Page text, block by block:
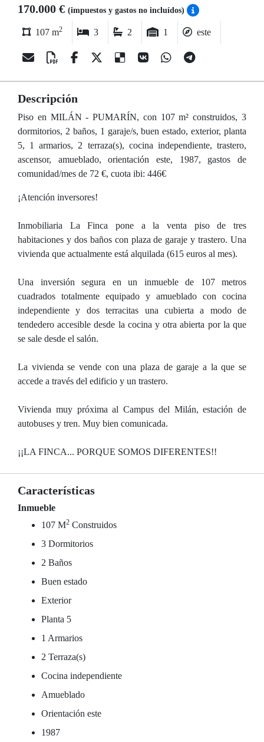
170.000 € (impuestos y gastos no incluídos)
107 m2 3 2 1 este
Descripción
Piso en MILÁN - PUMARÍN, con 107 m² construidos, 3
dormitorios, 2 baños, 1 garaje/s, buen estado, exterior, planta
5, 1 armarios, 2 terraza(s), cocina independiente, trastero,
ascensor, amueblado, orientación este, 1987, gastos de
comunidad/mes de 72 €, cuota ibi: 446€
¡Atención inversores!
Inmobiliaria La Finca pone a la venta piso de tres
habitaciones y dos baños con plaza de garaje y trastero. Una
vivienda que actualmente está alquilada (615 euros al mes).
Una inversión segura en un inmueble de 107 metros
cuadrados totalmente equipado y amueblado con cocina
independiente y dos terracitas una cubierta a modo de
tendedero accesible desde la cocina y otra abierta por la que
se sale desde el salón.
La vivienda se vende con una plaza de garaje a la que se
accede a través del edificio y un trastero.
Vivienda muy próxima al Campus del Milán, estación de
autobuses y tren. Muy bien comunicada.
¡¡LA FINCA... PORQUE SOMOS DIFERENTES!!
Características
Inmueble
107 M2 Construidos
3 Dormitorios
2 Baños
Buen estado
Exterior
Planta 5
1 Armarios
2 Terraza(s)
Cocina independiente
Amueblado
Orientación este
1987